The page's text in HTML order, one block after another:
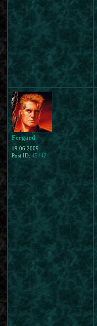
Fergard
19.06.2009
Post ID: 45142